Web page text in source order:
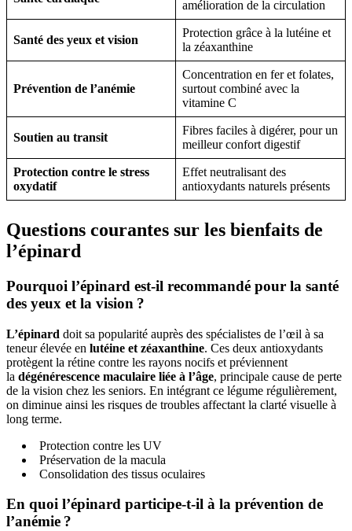
amélioration de la circulation
Santé des yeux et vision
Protection grâce à la lutéine et
la zéaxanthine
Prévention de l’anémie
Concentration en fer et folates,
surtout combiné avec la
vitamine C
Soutien au transit
Fibres faciles à digérer, pour un
meilleur confort digestif
Protection contre le stress
oxydatif
Effet neutralisant des
antioxydants naturels présents
Questions courantes sur les bienfaits de
l’épinard
Pourquoi l’épinard est-il recommandé pour la santé
des yeux et la vision ?
L’épinard doit sa popularité auprès des spécialistes de l’œil à sa
teneur élevée en lutéine et zéaxanthine. Ces deux antioxydants
protègent la rétine contre les rayons nocifs et préviennent
la dégénérescence maculaire liée à l’âge, principale cause de perte
de la vision chez les seniors. En intégrant ce légume régulièrement,
on diminue ainsi les risques de troubles affectant la clarté visuelle à
long terme.
Protection contre les UV
Préservation de la macula
Consolidation des tissus oculaires
En quoi l’épinard participe-t-il à la prévention de
l’anémie ?